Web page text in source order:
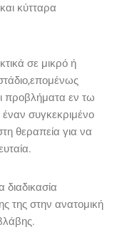
κύτταρα
σε μικρό ή
προβλήματα εν τω
έναν συγκεκριμένο
θεραπεία για να
διαδικασία
της στην ανατομική